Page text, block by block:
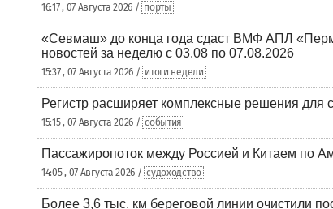
16:17 , 07 Августа 2026 / порты
«Севмаш» до конца года сдаст ВМФ АПЛ
новостей за неделю с 03.08 по 07.08.2026
15:37 , 07 Августа 2026 / итоги недели
Регистр расширяет комплексные решения для
15:15 , 07 Августа 2026 / события
Пассажиропоток между Россией и Китаем по
14:05 , 07 Августа 2026 / судоходство
Более 3,6 тыс. км береговой линии очистили